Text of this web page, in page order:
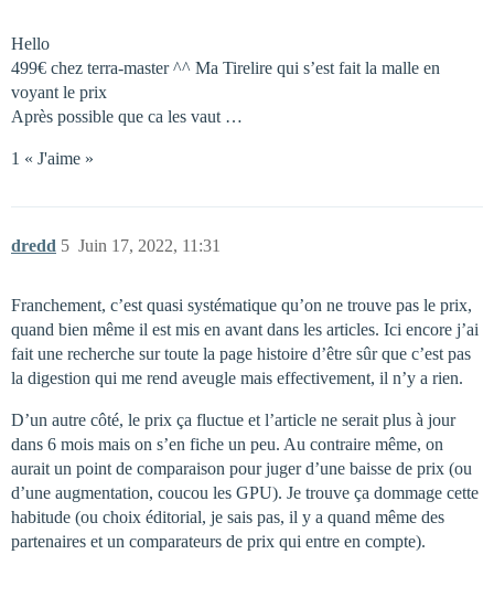
Hello
499€ chez terra-master ^^ Ma Tirelire qui s’est fait la malle en
voyant le prix
Après possible que ca les vaut …
1 « J'aime »
dredd Juin 17, 2022, 11:31
5
Franchement, c’est quasi systématique qu’on ne trouve pas le prix,
quand bien même il est mis en avant dans les articles. Ici encore j’ai
fait une recherche sur toute la page histoire d’être sûr que c’est pas
la digestion qui me rend aveugle mais effectivement, il n’y a rien.
D’un autre côté, le prix ça fluctue et l’article ne serait plus à jour
dans 6 mois mais on s’en fiche un peu. Au contraire même, on
aurait un point de comparaison pour juger d’une baisse de prix (ou
d’une augmentation, coucou les GPU). Je trouve ça dommage cette
habitude (ou choix éditorial, je sais pas, il y a quand même des
partenaires et un comparateurs de prix qui entre en compte).